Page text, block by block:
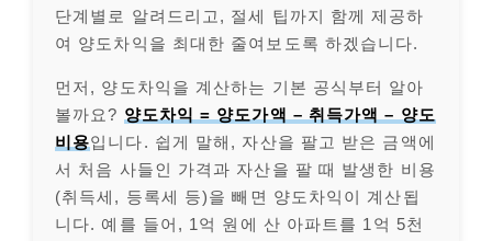
단계별로 알려드리고, 절세 팁까지 함께 제공하
여 양도차익을 최대한 줄여보도록 하겠습니다.
먼저, 양도차익을 계산하는 기본 공식부터 알아
볼까요? 양도차익 = 양도가액 – 취득가액 – 양도
비용입니다. 쉽게 말해, 자산을 팔고 받은 금액에
서 처음 사들인 가격과 자산을 팔 때 발생한 비용
(취득세, 등록세 등)을 빼면 양도차익이 계산됩
니다. 예를 들어, 1억 원에 산 아파트를 1억 5천